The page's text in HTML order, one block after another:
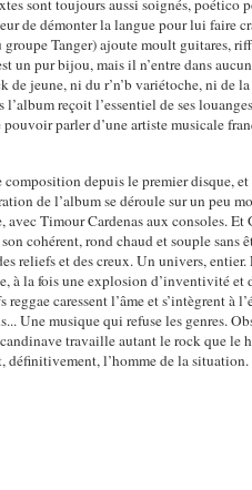
sont toujours aussi soignés, poético
de démonter la langue pour lui faire
Tanger) ajoute moult guitares,
un pur bijou, mais il n’entre dans
jeune, ni du r’n’b variétoche, ni de
reçoit l’essentiel de ses
parler d’une artiste musicale
depuis le premier disque,
de l’album se déroule sur un peu
Timour Cardenas aux consoles. Et
cohérent, rond chaud et souple sans
reliefs et des creux. Un univers, entier.
à la fois une explosion d’inventivité et
caressent l’âme et s’intègrent à
Une musique qui refuse les genres.
travaille autant le rock que le
définitivement, l’homme de la situation.